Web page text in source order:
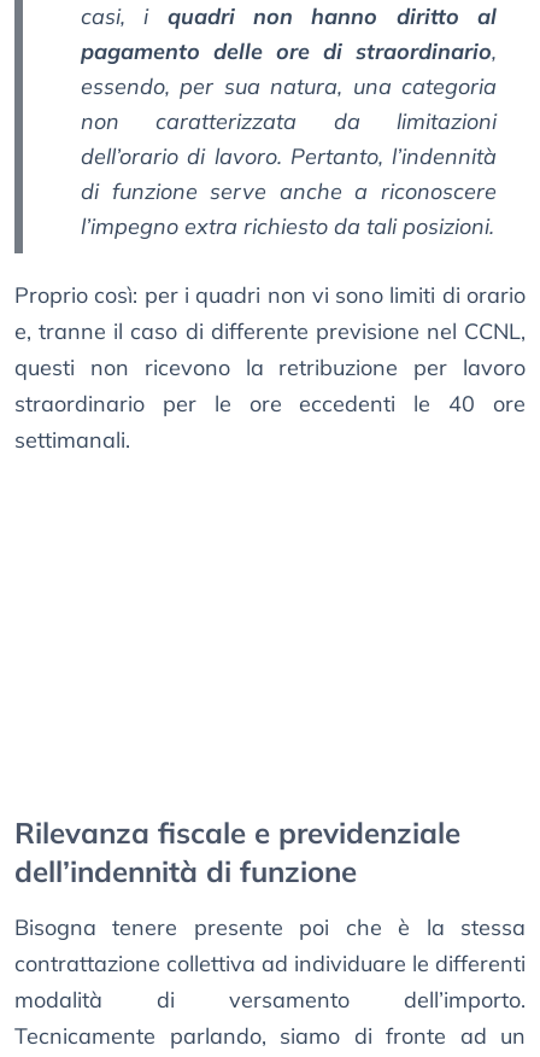
casi, i quadri non hanno diritto al
pagamento delle ore di straordinario,
essendo, per sua natura, una categoria
non caratterizzata da limitazioni
dell’orario di lavoro. Pertanto, l’indennità
di funzione serve anche a riconoscere
l’impegno extra richiesto da tali posizioni.
Proprio così: per i quadri non vi sono limiti di orario
e, tranne il caso di differente previsione nel CCNL,
questi non ricevono la retribuzione per lavoro
straordinario per le ore eccedenti le 40 ore
settimanali.
Rilevanza fiscale e previdenziale
dell’indennità di funzione
Bisogna tenere presente poi che è la stessa
contrattazione collettiva ad individuare le differenti
modalità di versamento dell’importo.
Tecnicamente parlando, siamo di fronte ad un